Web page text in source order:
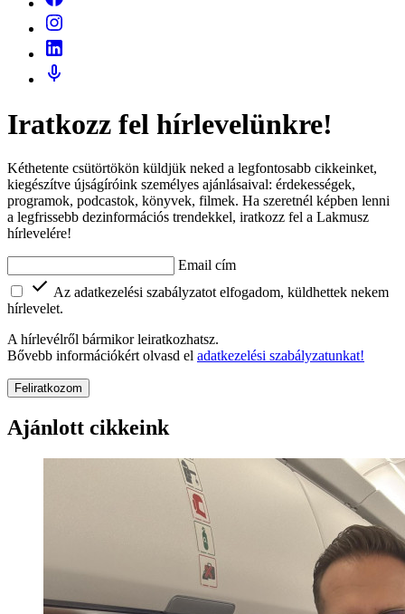
Iratkozz fel hírlevelünkre!
Kéthetente csütörtökön küldjük neked a legfontosabb cikkeinket,
kiegészítve újságíróink személyes ajánlásaival: érdekességek,
programok, podcastok, könyvek, filmek. Ha szeretnél képben lenni
a legfrissebb dezinformációs trendekkel, iratkozz fel a Lakmusz
hírlevelére!
Email cím
Az adatkezelési szabályzatot elfogadom, küldhettek nekem
hírlevelet.
A hírlevélről bármikor leiratkozhatsz.
Bővebb információkért olvasd el adatkezelési szabályzatunkat!
Feliratkozom
Ajánlott cikkeink